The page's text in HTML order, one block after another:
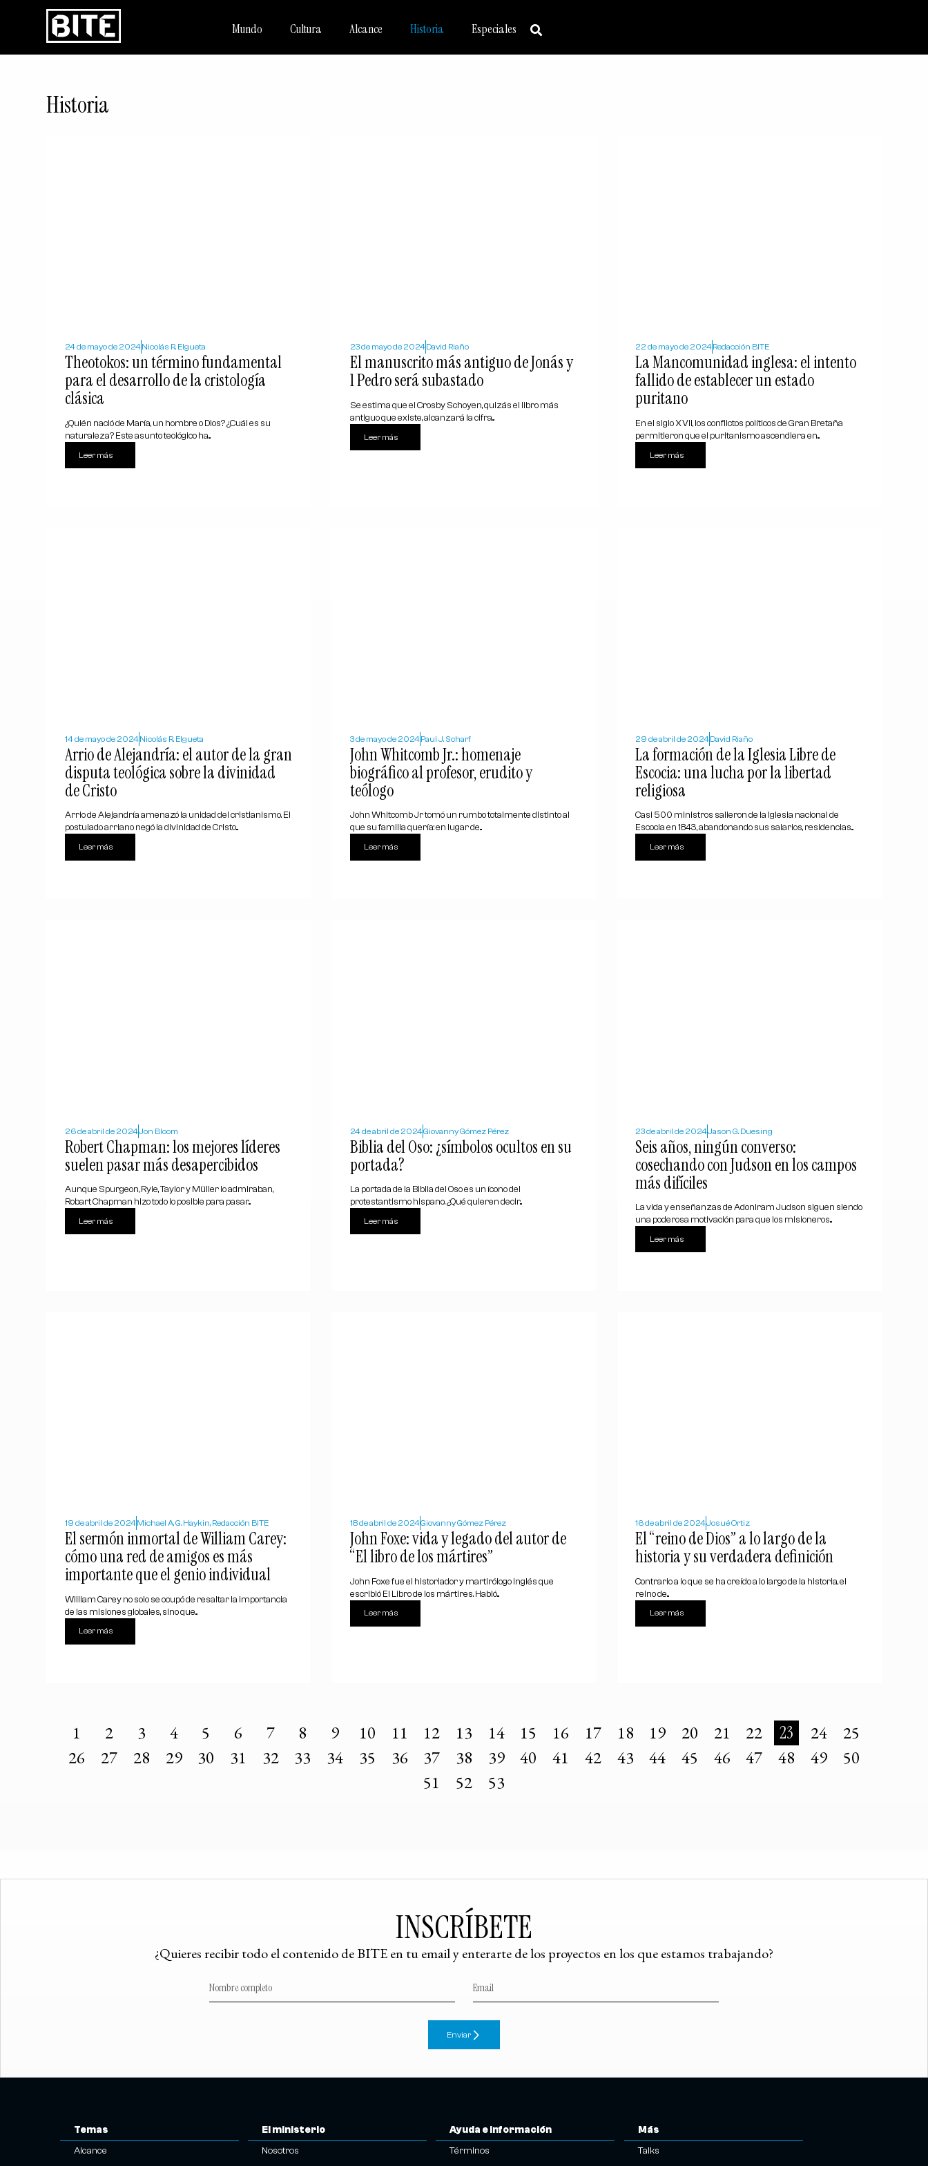
Mundo Cultura Alcance Historia Especiales
Historia
24 de mayo de 2024Nicolás R. Elgueta
Theotokos: un término fundamental
para el desarrollo de la cristología
clásica
¿Quién nació de María, un hombre o Dios? ¿Cuál es su
naturaleza? Este asunto teológico ha...
Leer más
23 de mayo de 2024David Riaño
El manuscrito más antiguo de Jonás y
1 Pedro será subastado
Se estima que el Crosby Schoyen, quizás el libro más
antiguo que existe, alcanzará la cifra...
Leer más
22 de mayo de 2024Redacción BITE
La Mancomunidad inglesa: el intento
fallido de establecer un estado
puritano
En el siglo XVII, los conflictos políticos de Gran Bretaña
permitieron que el puritanismo ascendiera en...
Leer más
14 de mayo de 2024Nicolás R. Elgueta
Arrio de Alejandría: el autor de la gran
disputa teológica sobre la divinidad
de Cristo
Arrio de Alejandría amenazó la unidad del cristianismo. El
postulado arriano negó la divinidad de Cristo...
Leer más
3 de mayo de 2024Paul J. Scharf
John Whitcomb Jr.: homenaje
biográfico al profesor, erudito y
teólogo
John Whitcomb Jr tomó un rumbo totalmente distinto al
que su familia quería: en lugar de...
Leer más
29 de abril de 2024David Riaño
La formación de la Iglesia Libre de
Escocia: una lucha por la libertad
religiosa
Casi 500 ministros salieron de la Iglesia nacional de
Escocia en 1843, abandonando sus salarios, residencias...
Leer más
26 de abril de 2024Jon Bloom
Robert Chapman: los mejores líderes
suelen pasar más desapercibidos
Aunque Spurgeon, Ryle, Taylor y Müller lo admiraban,
Robart Chapman hizo todo lo posible para pasar...
Leer más
24 de abril de 2024Giovanny Gómez Pérez
Biblia del Oso: ¿símbolos ocultos en su
portada?
La portada de la Biblia del Oso es un ícono del
protestantismo hispano. ¿Qué quieren decir...
Leer más
23 de abril de 2024Jason G. Duesing
Seis años, ningún converso:
cosechando con Judson en los campos
más difíciles
La vida y enseñanzas de Adoniram Judson siguen siendo
una poderosa motivación para que los misioneros...
Leer más
19 de abril de 2024Michael A. G. Haykin, Redacción BITE
El sermón inmortal de William Carey:
cómo una red de amigos es más
importante que el genio individual
William Carey no solo se ocupó de resaltar la importancia
de las misiones globales, sino que...
Leer más
18 de abril de 2024Giovanny Gómez Pérez
John Foxe: vida y legado del autor de
“El libro de los mártires”
John Foxe fue el historiador y martirólogo inglés que
escribió El Libro de los mártires. Habló...
Leer más
16 de abril de 2024Josué Ortiz
El “reino de Dios” a lo largo de la
historia y su verdadera definición
Contrario a lo que se ha creído a lo largo de la historia, el
reino de...
Leer más
1 2 3 4 5 6 7 8 9 10 11 12 13 14 15 16 17 18 19 20 21 22 23 24
25
26
27 28 29 30 31 32 33 34 35 36 37 38 39 40 41 42 43 44 45 46 47 48 49
50
51
52 53
INSCRÍBETE
¿Quieres recibir todo el contenido de BITE en tu email y enterarte de los proyectos en los que estamos trabajando?
Enviar
Temas
Alcance
El ministerio
Nosotros
Ayuda e información
Términos
Más
Talks